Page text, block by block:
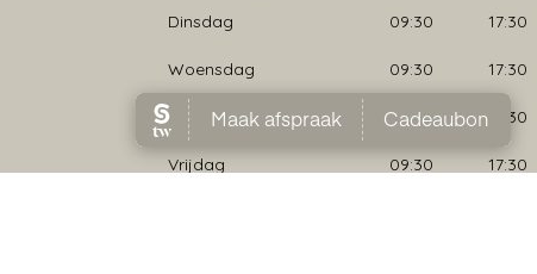
Dinsdag 09:30 17:30
Woensdag 09:30 17:30
Donderdag 09:30 17:30
Vrijdag 09:30 17:30